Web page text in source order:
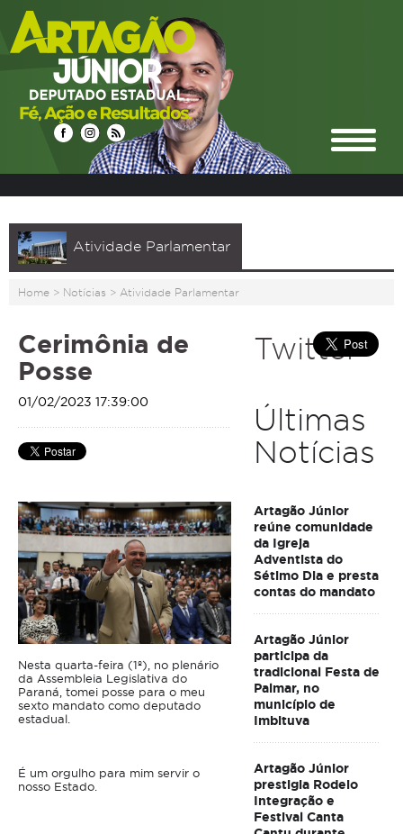
Atividade Parlamentar
Home > Notícias > Atividade Parlamentar
Cerimônia de
Posse
01/02/2023 17:39:00
Nesta quarta-feira (1º), no plenário
da Assembleia Legislativa do
Paraná, tomei posse para o meu
sexto mandato como deputado
estadual.
É um orgulho para mim servir o
nosso Estado.
Twitter
Últimas
Notícias
Artagão Júnior
reúne comunidade
da Igreja
Adventista do
Sétimo Dia e presta
contas do mandato
Artagão Júnior
participa da
tradicional Festa de
Palmar, no
município de
Imbituva
Artagão Júnior
prestigia Rodeio
Integração e
Festival Canta